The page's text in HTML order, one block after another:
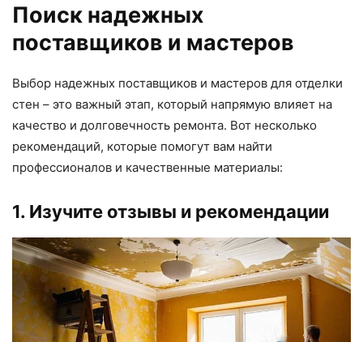
Поиск надежных
поставщиков и мастеров
Выбор надежных поставщиков и мастеров для отделки
стен – это важный этап, который напрямую влияет на
качество и долговечность ремонта. Вот несколько
рекомендаций, которые помогут вам найти
профессионалов и качественные материалы:
1. Изучите отзывы и рекомендации